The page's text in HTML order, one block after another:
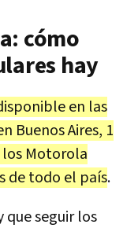
cómo
hay
en las
Buenos Aires, 1
los Motorola
de todo el país.
que seguir los